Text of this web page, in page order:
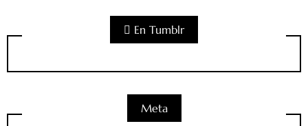
En Tumblr
Meta